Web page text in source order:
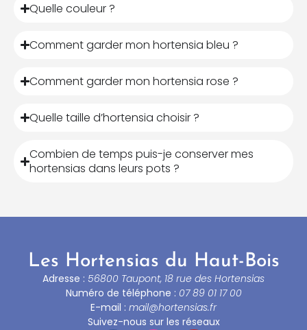
Quelle couleur ?
Comment garder mon hortensia bleu ?
Comment garder mon hortensia rose ?
Quelle taille d’hortensia choisir ?
Combien de temps puis-je conserver mes
hortensias dans leurs pots ?
Les Hortensias du Haut-Bois
Adresse : 56800 Taupont, 18 rue des Hortensias
Numéro de téléphone : 07 89 01 17 00
E-mail : mail@hortensias.fr
Suivez-nous sur les réseaux